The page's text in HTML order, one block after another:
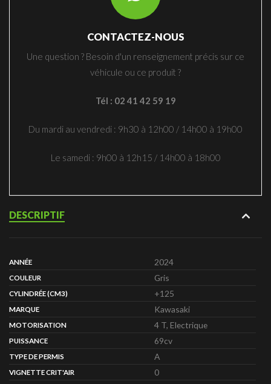
CONTACTEZ-NOUS
Une question ? Besoin d'un renseignement précis sur ce
véhicule ou ce produit ?
Tél : 02 41 42 59 19
Du mardi au vendredi : 9h30 à 12h00 / 14h00 à 19h00
Le samedi : 9h00 à 12h15 / 14h00 à 18h00
DESCRIPTIF
ANNÉE 2024
COULEUR Gris
CYLINDRÉE (CM3) +125
MARQUE Kawasaki
MOTORISATION 4 T, Electrique
PUISSANCE 69cv
TYPE DE PERMIS A
VIGNETTE CRIT'AIR 0